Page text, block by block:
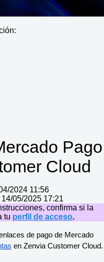
Pago
Cloud
2024 11:56
05/2025 17:21
confirma si la
tu perfil de acceso.
de pago de Mercado
en Zenvia Customer Cloud.